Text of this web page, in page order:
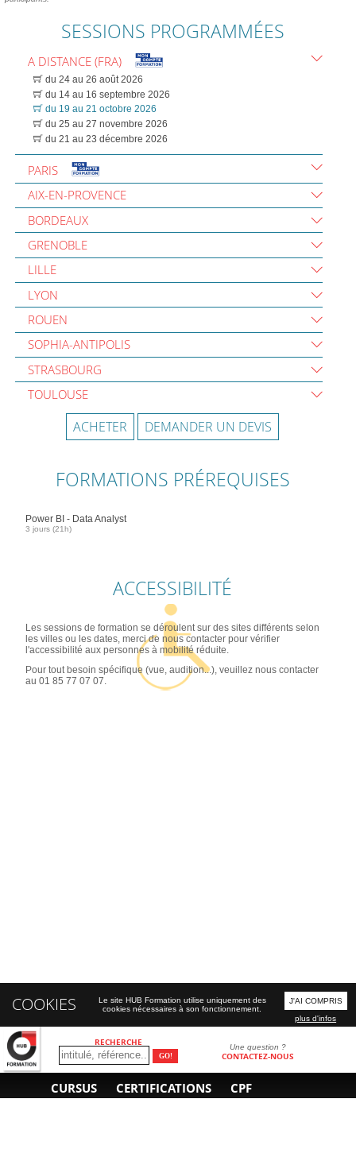
RECHERCHE Une question ?
CONTACTEZ-NOUS
CURSUS CERTIFICATIONS CPF
SESSIONS PROGRAMMÉES
A DISTANCE (FRA)
du 24 au 26 août 2026
du 14 au 16 septembre 2026
du 19 au 21 octobre 2026
du 25 au 27 novembre 2026
du 21 au 23 décembre 2026
PARIS
AIX-EN-PROVENCE
BORDEAUX
GRENOBLE
LILLE
LYON
ROUEN
SOPHIA-ANTIPOLIS
STRASBOURG
TOULOUSE
ACHETER DEMANDER UN DEVIS
FORMATIONS PRÉREQUISES
Power BI - Data Analyst
3 jours (21h)
ACCESSIBILITÉ
Les sessions de formation se déroulent sur des sites différents selon
les villes ou les dates, merci de nous contacter pour vérifier
l'accessibilité aux personnes à mobilité réduite.
Pour tout besoin spécifique (vue, audition...), veuillez nous contacter
au 01 85 77 07 07.
COOKIES
Le site HUB Formation utilise uniquement des
cookies nécessaires à son fonctionnement.
J'AI COMPRIS
plus d'infos